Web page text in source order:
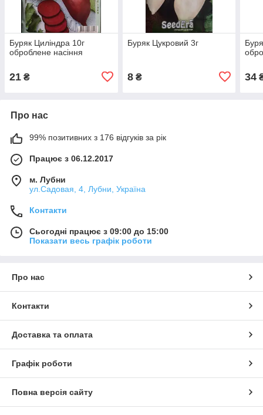
Буряк Циліндра 10г
оброблене насіння
21 ₴
Буряк Цукровий 3г
8₴ 34
Про нас
99% позитивних з 176 відгуків за рік
Працює з 06.12.2017
м. Лубни
ул.Садовая, 4, Лубни, Україна
Контакти
Сьогодні працює з 09:00 до 15:00
Показати весь графік роботи
Про нас
Контакти
Доставка та оплата
Графік роботи
Повна версія сайту